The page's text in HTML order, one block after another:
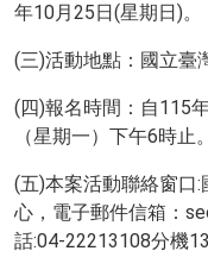
年10月25日(星期日)。
(三)活動地點：國立臺
(四)報名時間：自115
（星期一）下午6時止。
(五)本案活動聯絡窗口
心，電子郵件信箱：
話:04-22213108分機